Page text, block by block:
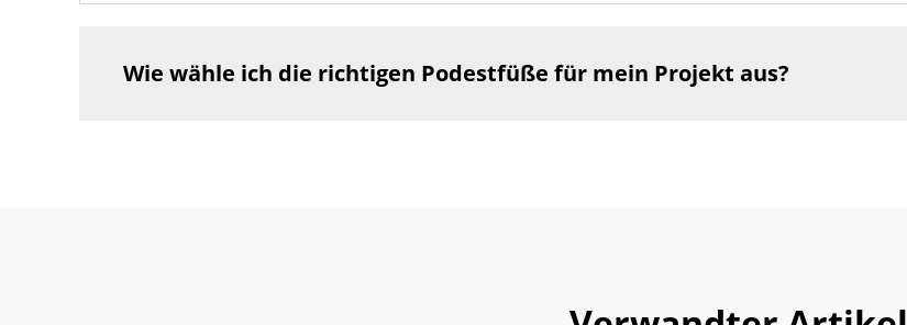
Wie wähle ich die richtigen Podestfüße für mein Projekt aus?